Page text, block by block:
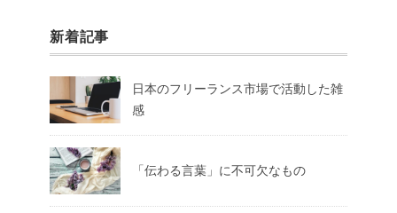
新着記事
日本のフリーランス市場で活動した雑
感
「伝わる言葉」に不可欠なもの